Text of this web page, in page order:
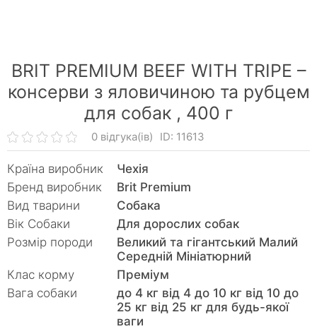
BRIT PREMIUM BEEF WITH TRIPE –
консерви з яловичиною та рубцем
для собак , 400 г
0 відгука(ів) ID: 11613
Країна виробник
Чехія
Бренд виробник
Brit Premium
Вид тварини
Собака
Вік Собаки
Для дорослих собак
Розмір породи
Великий та гігантський Малий
Середній Мініатюрний
Клас корму
Преміум
Вага собаки
до 4 кг від 4 до 10 кг від 10 до
25 кг від 25 кг для будь-якої
ваги